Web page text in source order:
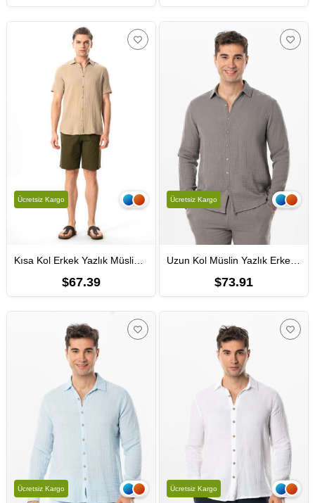
Kısa Kol Erkek Yazlık Müslin Gömlek Vizon Vzn
$67.39
Ücretsiz Kargo
Uzun Kol Müslin Yazlık Erkek Gömlek Gri Gri
$73.91
Ücretsiz Kargo
Ücretsiz Kargo Ücretsiz Kargo